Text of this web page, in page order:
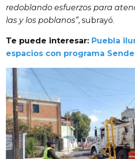
redoblando esfuerzos para
las y los poblanos”, subrayó.
Te puede interesar: Puebla
espacios con programa